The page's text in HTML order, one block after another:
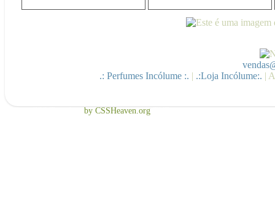
.: Perfumes Incólume :. | .:Loja Incólume:. |
by CSSHeaven.org